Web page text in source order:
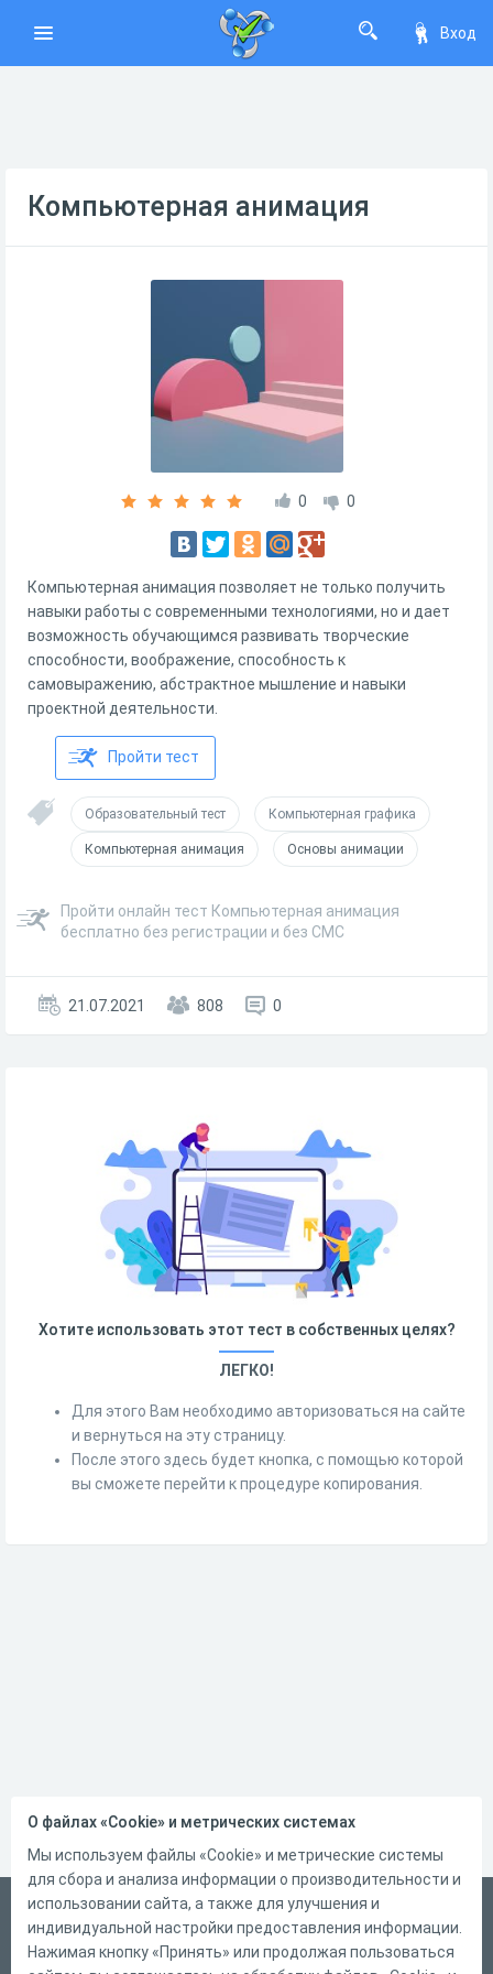
Вход
Компьютерная анимация
0 0
Компьютерная анимация позволяет не только получить
навыки работы с современными технологиями, но и дает
возможность обучающимся развивать творческие
способности, воображение, способность к
самовыражению, абстрактное мышление и навыки
проектной деятельности.
Пройти тест
Образовательный тест Компьютерная графика
Компьютерная анимация Основы анимации
Пройти онлайн тест Компьютерная анимация
бесплатно без регистрации и без СМС
21.07.2021 808 0
Хотите использовать этот тест в собственных целях?
ЛЕГКО!
Для этого Вам необходимо авторизоваться на сайте
и вернуться на эту страницу.
После этого здесь будет кнопка, с помощью которой
вы сможете перейти к процедуре копирования.
Русский
Справка
О файлах «Cookie» и метрических системах
Мы используем файлы «Cookie» и метрические системы
для сбора и анализа информации о производительности и
использовании сайта, а также для улучшения и
индивидуальной настройки предоставления информации.
Нажимая кнопку «Принять» или продолжая пользоваться